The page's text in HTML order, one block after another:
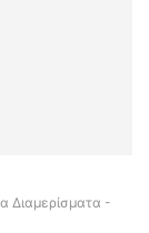
Διαμερίσματα -